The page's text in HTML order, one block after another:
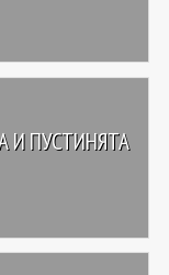
И ПУСТИНЯТА